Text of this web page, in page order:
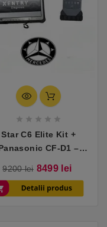
    
Star C6 Elite Kit +
CF-D1 –
9200 lei 8499 lei